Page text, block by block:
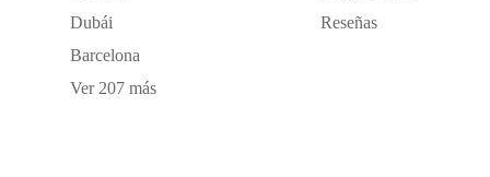
Dubái
Barcelona
Ver 207 más
Reseñas